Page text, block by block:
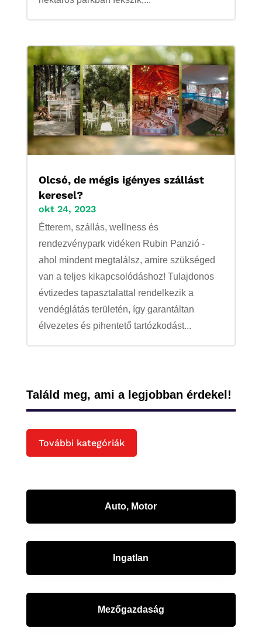
Olcsó, de mégis igényes szállást
keresel?
okt 24, 2023
Étterem, szállás, wellness és
rendezvénypark vidéken Rubin Panzió -
ahol mindent megtalálsz, amire szükséged
van a teljes kikapcsolódáshoz! Tulajdonos
évtizedes tapasztalattal rendelkezik a
vendéglátás területén, így garantáltan
élvezetes és pihentető tartózkodást...
Találd meg, ami a legjobban érdekel!
További kategóriák
Auto, Motor
Ingatlan
Mezőgazdaság